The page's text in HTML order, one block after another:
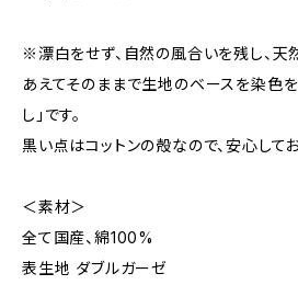
※漂白をせず、自然の風合いを残し、天
あえてそのままで生地のベースを染色
し」です。
黒い点はコットンの殻なので、安心して
＜素材＞
全て国産、綿100%
表生地 ダブルガーゼ